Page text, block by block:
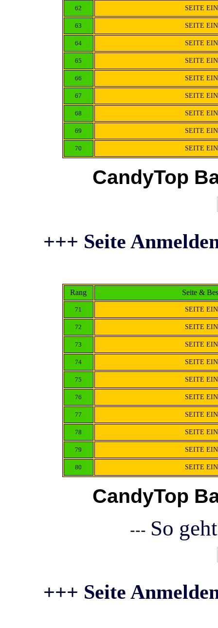
62 SEITE
63 SEITE
64 SEITE
65 SEITE
66 SEITE
67 SEITE
68 SEITE
69 SEITE
70 SEITE
CandyTop
+++ Seite
Rang Seite &
71 SEITE
72 SEITE
73 SEITE
74 SEITE
75 SEITE
76 SEITE
77 SEITE
78 SEITE
79 SEITE
80 SEITE
CandyTop
--- So
+++ Seite